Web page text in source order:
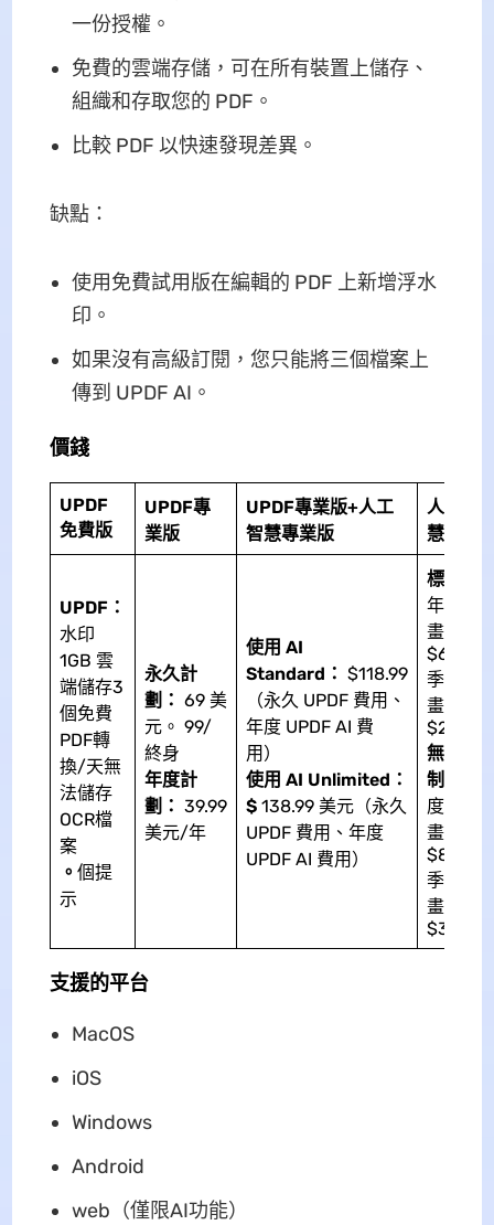
一份授權。
免費的雲端存儲，可在所有裝置上儲存、
組織和存取您的 PDF。
比較 PDF 以快速發現差異。
缺點：
使用免費試用版在編輯的 PDF 上新增浮水
印。
如果沒有高級訂閱，您只能將三個檔案上
傳到 UPDF AI。
價錢
UPDF
免費版
UPDF專
業版
UPDF專業版+人工
智慧專業版
人工智
慧助手
UPDF：
水印
1GB 雲
端儲存3
個免費
PDF轉
換/天無
法儲存
OCR檔
案
。 個提
示
永久計
劃： 69 美
元。 99/
終身
年度計
劃： 39.99
美元/年
使用 AI
Standard： $118.99
（永久 UPDF 費用、
年度 UPDF AI 費
用）
使用 AI Unlimited：
$138.99 美元（永久
UPDF 費用、年度
UPDF AI 費用）
標準：
年度計
畫：
$69.00
季度計
畫：
$29.00
無限
制：
度計
畫：
$89.00
季度計
畫：
$39.00
支援的平台
MacOS
iOS
Windows
Android
web（僅限AI功能）